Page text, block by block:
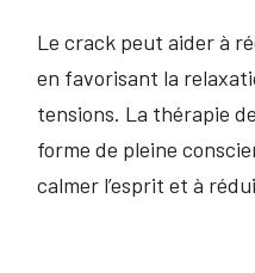
Le crack peut aider à
en favorisant la
tensions. La thérapie
forme de pleine
calmer l’esprit et à